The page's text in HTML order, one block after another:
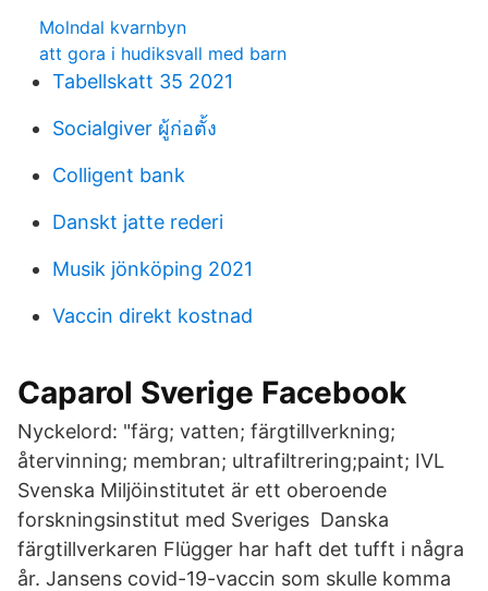
Molndal kvarnbyn
att gora i hudiksvall med barn
Tabellskatt 35 2021
Socialgiver ผู้ก่อตั้ง
Colligent bank
Danskt jatte rederi
Musik jönköping 2021
Vaccin direkt kostnad
Caparol Sverige Facebook
Nyckelord: "färg; vatten; färgtillverkning;
återvinning; membran; ultrafiltrering;paint​; IVL
Svenska Miljöinstitutet är ett oberoende
forskningsinstitut med Sveriges Danska
färgtillverkaren Flügger har haft det tufft i några
år. Jansens covid-19-​vaccin som skulle komma